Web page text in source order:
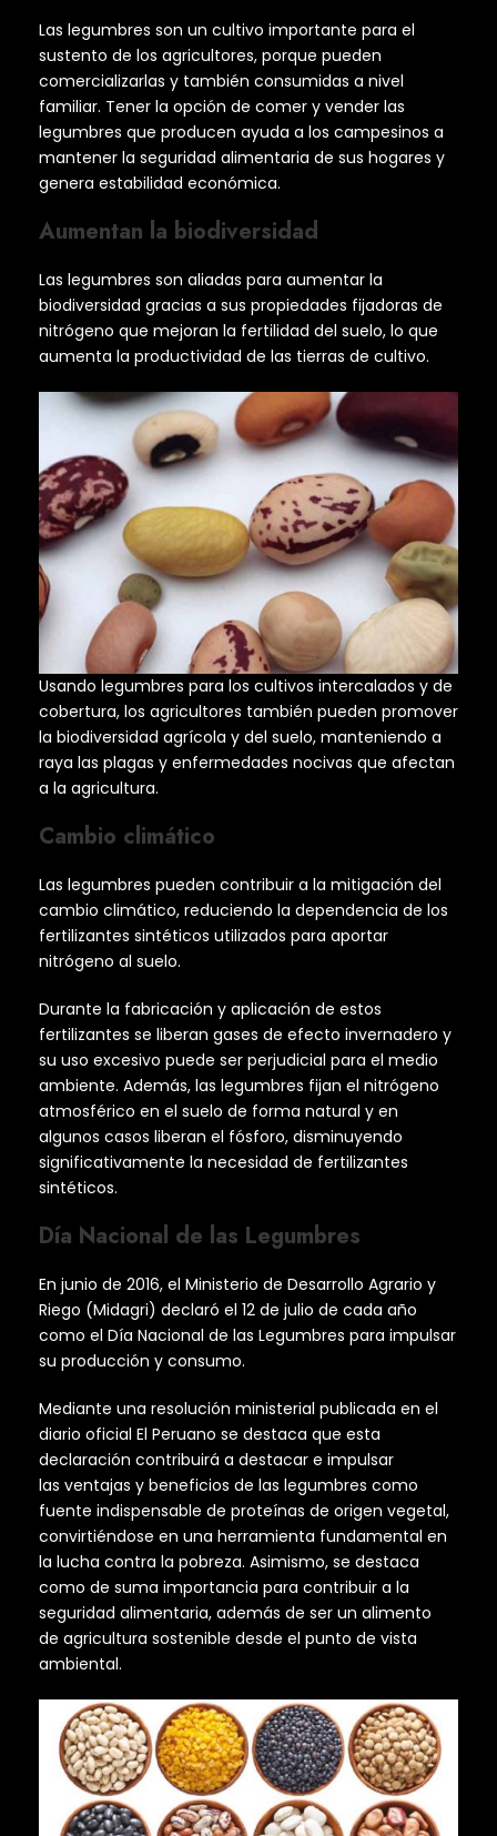
Las legumbres son un cultivo importante para el
sustento de los agricultores, porque pueden
comercializarlas y también consumidas a nivel
familiar. Tener la opción de comer y vender las
legumbres que producen ayuda a los campesinos a
mantener la seguridad alimentaria de sus hogares y
genera estabilidad económica.
Aumentan la biodiversidad
Las legumbres son aliadas para aumentar la
biodiversidad gracias a sus propiedades fijadoras de
nitrógeno que mejoran la fertilidad del suelo, lo que
aumenta la productividad de las tierras de cultivo.
Usando legumbres para los cultivos intercalados y de
cobertura, los agricultores también pueden promover
la biodiversidad agrícola y del suelo, manteniendo a
raya las plagas y enfermedades nocivas que afectan
a la agricultura.
Cambio climático
Las legumbres pueden contribuir a la mitigación del
cambio climático, reduciendo la dependencia de los
fertilizantes sintéticos utilizados para aportar
nitrógeno al suelo.
Durante la fabricación y aplicación de estos
fertilizantes se liberan gases de efecto invernadero y
su uso excesivo puede ser perjudicial para el medio
ambiente. Además, las legumbres fijan el nitrógeno
atmosférico en el suelo de forma natural y en
algunos casos liberan el fósforo, disminuyendo
significativamente la necesidad de fertilizantes
sintéticos.
Día Nacional de las Legumbres
En junio de 2016, el Ministerio de Desarrollo Agrario y
Riego (Midagri) declaró el 12 de julio de cada año
como el Día Nacional de las Legumbres para impulsar
su producción y consumo.
Mediante una resolución ministerial publicada en el
diario oficial El Peruano se destaca que esta
declaración contribuirá a destacar e impulsar
las ventajas y beneficios de las legumbres como
fuente indispensable de proteínas de origen vegetal,
convirtiéndose en una herramienta fundamental en
la lucha contra la pobreza. Asimismo, se destaca
como de suma importancia para contribuir a la
seguridad alimentaria, además de ser un alimento
de agricultura sostenible desde el punto de vista
ambiental.